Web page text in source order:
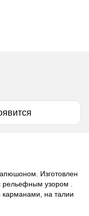
Изготовлен
рельефным узором .
на талии